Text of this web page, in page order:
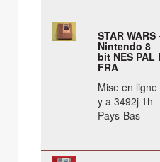
STAR WARS
Nintendo 8
bit NES PAL
FRA
Mise en ligne
y a 3492j 1h
Pays-Bas